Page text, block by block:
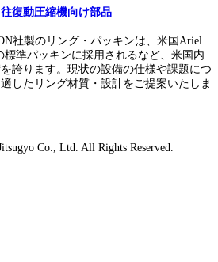
復動圧縮機向け部品
社製のリング・パッキンは、米国Ariel
標準パッキンに採用されるなど、米国内
誇ります。現状の設備の仕様や課題につ
したリング材質・設計をご提案いたしま
Co., Ltd. All Rights Reserved.